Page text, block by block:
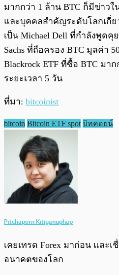
มากกว่า 1 ล้าน BTC ก็มีข่าว
และบุคคลสำคัญระดับโลกเกี่ย
เป็น Michael Dell ที่กำลังพูดคุ
Sachs ที่ถือครอง BTC มูลค่า
Blackrock ETF ที่ซื้อ BTC มา
ระยะเวลา 5 วัน
ที่มา: bitcoinist
bitcoin Bitcoin ETF spot บิทคอยน์
Pitchaporn Kitiyanuphap
เคยเทรด Forex มาก่อน และ
อนาคตของโลก